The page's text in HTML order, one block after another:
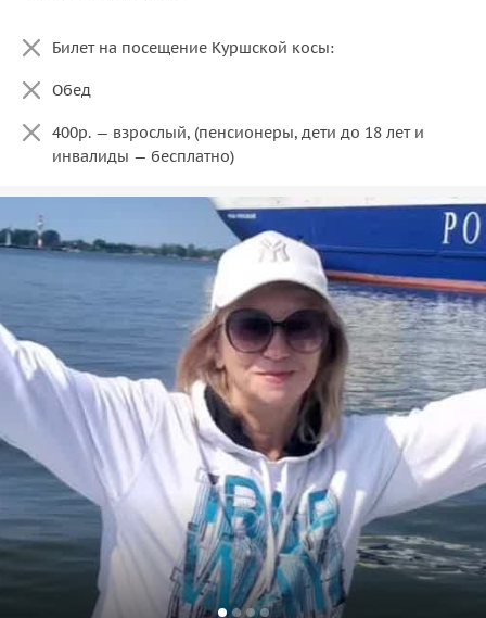
Билет на посещение Куршской косы:
Обед
400р. — взрослый, (пенсионеры, дети до 18 лет и
инвалиды — бесплатно)